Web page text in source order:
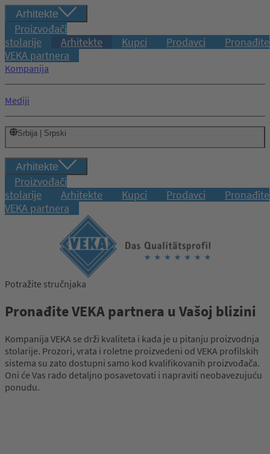
Arhitekte
Proizvođači
stolarije
Arhitekte Kupci Prodavci
Pronađite
VEKA partnera
Kompanija
Mediji
Srbija | Srpski
Arhitekte
Proizvođači
stolarije
Arhitekte Kupci Prodavci
Pronađite
VEKA partnera
Prijava
Potražite stručnjaka
Pronađite VEKA partnera u Vašoj blizini
Kompanija VEKA se drži kvaliteta i kada je u pitanju proizvodnja
stolarije. Prozori, vrata i roletne proizvedeni od VEKA profilskih
sistema su zato dostupni samo kod kvalifikovanih proizvođača.
Oni će Vas rado detaljno posavetovati i napraviti neobavezujuću
ponudu.